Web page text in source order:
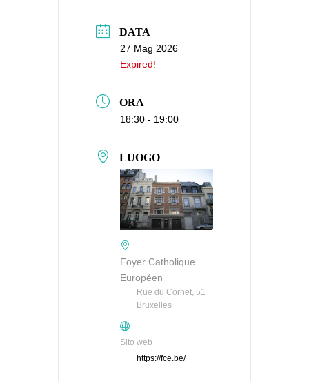
DATA
27 Mag 2026
Expired!
ORA
18:30 - 19:00
LUOGO
Foyer Catholique
Européen
Rue du Cornet, 51
Bruxelles
Sito web
https://fce.be/